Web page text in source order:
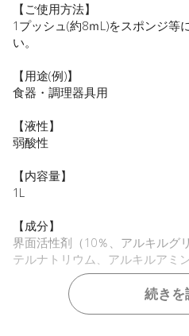
【ご使用方法】
1プッシュ(約8ｍL)をスポンジ等
い。
【用途(例)】
食器・調理器具用
【液性】
弱酸性
【内容量】
1L
【成分】
界面活性剤（10％、アルキルグ
テルナトリウム、アルキルアミ
【プラマーク】
ボトル、キャップ
続きを